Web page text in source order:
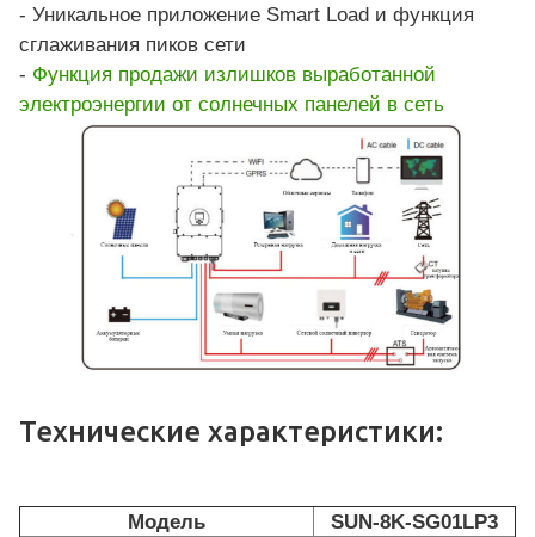
- Уникальное приложение Smart Load и функция
сглаживания пиков сети
- Функция продажи излишков выработанной
электроэнергии от солнечных панелей в сеть
Технические характеристики:
Модель
SUN-8K-SG01LP3